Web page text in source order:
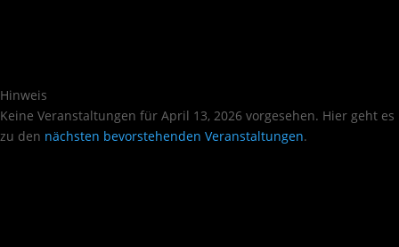
Hinweis
Keine Veranstaltungen für April 13, 2026 vorgesehen. Hier geht es
zu den nächsten bevorstehenden Veranstaltungen.